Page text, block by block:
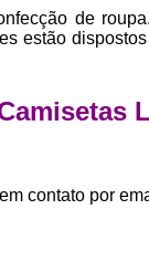
de
estão
contato por